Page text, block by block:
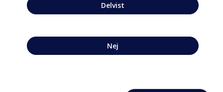
Delvist
Nej